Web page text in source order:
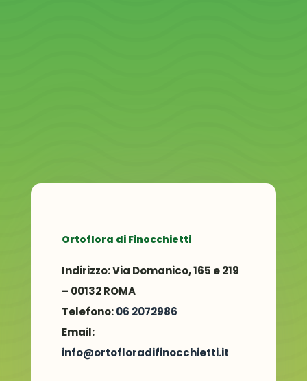
Ortoflora di Finocchietti
Indirizzo:Via Domanico, 165 e 219
– 00132 ROMA
Telefono: 06 2072986
Email:
info@ortofloradifinocchietti.it